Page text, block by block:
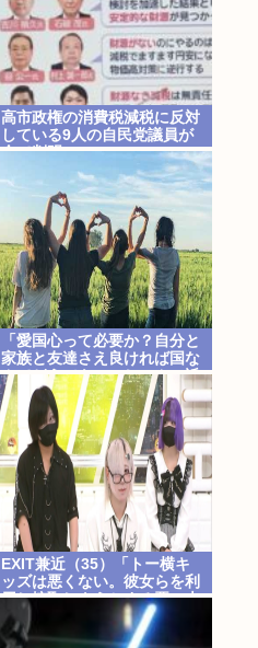
高市政権の消費税減税に反対
している9人の自民党議員が
全て判明www
「愛国心って必要か？自分と
家族と友達さえ良ければ国な
んてどうでもいいじゃん。近
所のコンビニの方がまだ大切
だわ」7万いいね
EXIT兼近（35）「トー横キ
ッズは悪くない。彼女らを利
用し搾取しようとする悪い大
人たちが問題」